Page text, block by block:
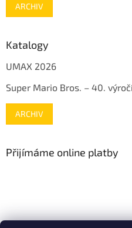
ARCHIV
Katalogy
UMAX 2026
Super Mario Bros. – 40.
ARCHIV
Přijímáme online platby